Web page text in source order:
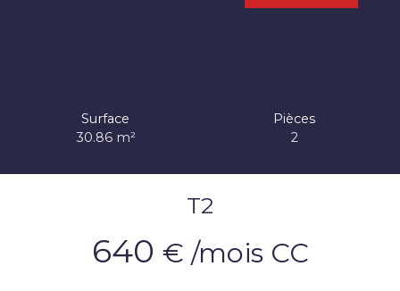
Surface
30.86 m²
Pièces
2
T2
640 € /mois CC